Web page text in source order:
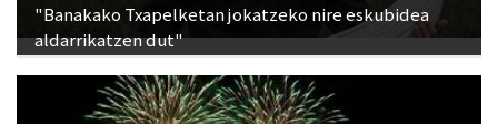
"Banakako Txapelketan jokatzeko nire eskubidea
aldarrikatzen dut"